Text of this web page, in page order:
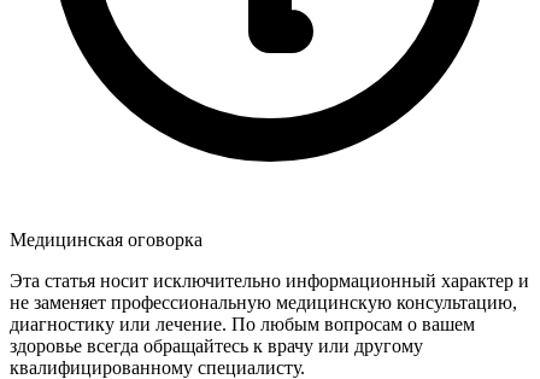
Медицинская оговорка
Эта статья носит исключительно информационный характер и
не заменяет профессиональную медицинскую консультацию,
диагностику или лечение. По любым вопросам о вашем
здоровье всегда обращайтесь к врачу или другому
квалифицированному специалисту.